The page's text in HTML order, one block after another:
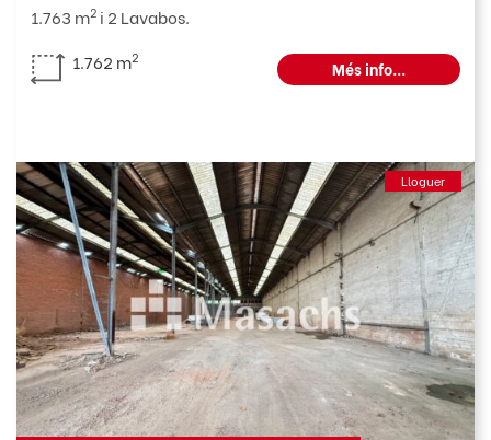
1.763 m2 i 2 Lavabos.
1.762 m2 Més info...
Lloguer